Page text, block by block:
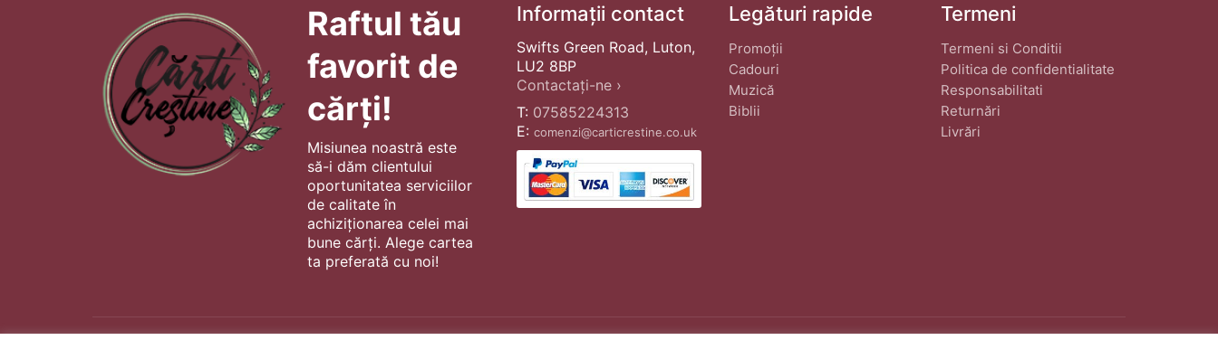
Raftul tău
favorit de
cărți!
Misiunea noastră este
să-i dăm clientului
oportunitatea serviciilor
de calitate în
achiziționarea celei mai
bune cărți. Alege cartea
ta preferată cu noi!
Informații contact
Swifts Green Road, Luton,
LU2 8BP
Contactați-ne ›
T: 07585224313
E: comenzi@carticrestine.co.uk
Legături rapide
Promoții
Cadouri
Muzică
Biblii
Termeni
Termeni si Conditii
Politica de confidentialitate
Responsabilitati
Returnări
Livrări